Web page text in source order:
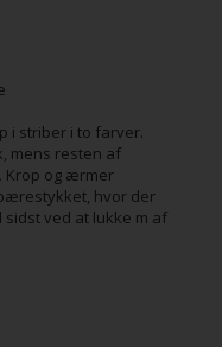
i striber i to farver.
mens resten af
Krop og ærmer
hvor der
ved at lukke m af